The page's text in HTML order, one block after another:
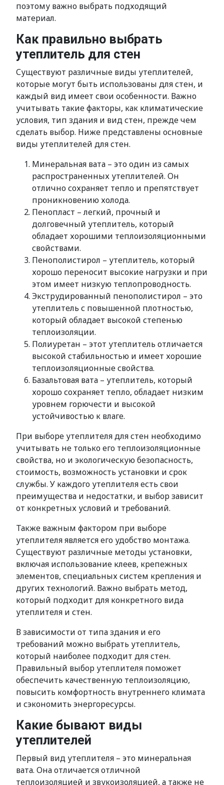
поэтому важно выбрать подходящий
материал.
Как правильно выбрать
утеплитель для стен
Существуют различные виды утеплителей,
которые могут быть использованы для стен, и
каждый вид имеет свои особенности. Важно
учитывать такие факторы, как климатические
условия, тип здания и вид стен, прежде чем
сделать выбор. Ниже представлены основные
виды утеплителей для стен.
Минеральная вата – это один из самых
распространенных утеплителей. Он
отлично сохраняет тепло и препятствует
проникновению холода.
Пенопласт – легкий, прочный и
долговечный утеплитель, который
обладает хорошими теплоизоляционными
свойствами.
Пенополистирол – утеплитель, который
хорошо переносит высокие нагрузки и при
этом имеет низкую теплопроводность.
Экструдированный пенополистирол – это
утеплитель с повышенной плотностью,
который обладает высокой степенью
теплоизоляции.
Полиуретан – этот утеплитель отличается
высокой стабильностью и имеет хорошие
теплоизоляционные свойства.
Базальтовая вата – утеплитель, который
хорошо сохраняет тепло, обладает низким
уровнем горючести и высокой
устойчивостью к влаге.
При выборе утеплителя для стен необходимо
учитывать не только его теплоизоляционные
свойства, но и экологическую безопасность,
стоимость, возможность установки и срок
службы. У каждого утеплителя есть свои
преимущества и недостатки, и выбор зависит
от конкретных условий и требований.
Также важным фактором при выборе
утеплителя является его удобство монтажа.
Существуют различные методы установки,
включая использование клеев, крепежных
элементов, специальных систем крепления и
других технологий. Важно выбрать метод,
который подходит для конкретного вида
утеплителя и стен.
В зависимости от типа здания и его
требований можно выбрать утеплитель,
который наиболее подходит для стен.
Правильный выбор утеплителя поможет
обеспечить качественную теплоизоляцию,
повысить комфортность внутреннего климата
и сэкономить энергоресурсы.
Какие бывают виды
утеплителей
Первый вид утеплителя – это минеральная
вата. Она отличается отличной
теплоизоляцией и звукоизоляцией, а также не